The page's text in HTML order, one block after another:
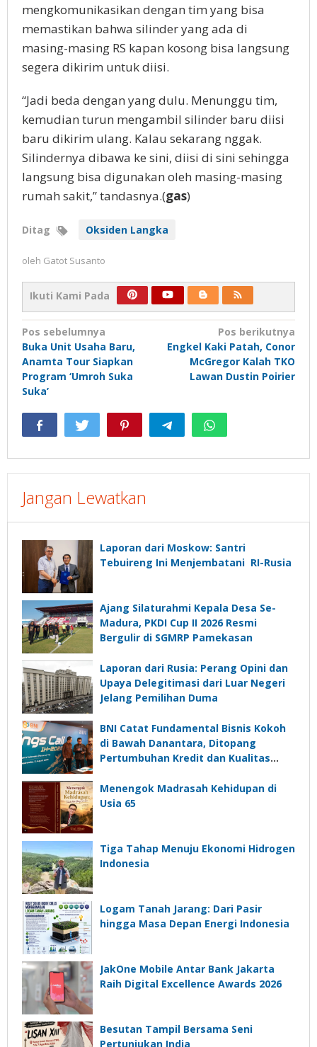
mengkomunikasikan dengan tim yang bisa
memastikan bahwa silinder yang ada di
masing-masing RS kapan kosong bisa langsung
segera dikirim untuk diisi.
“Jadi beda dengan yang dulu. Menunggu tim,
kemudian turun mengambil silinder baru diisi
baru dikirim ulang. Kalau sekarang nggak.
Silindernya dibawa ke sini, diisi di sini sehingga
langsung bisa digunakan oleh masing-masing
rumah sakit,” tandasnya.(gas)
Ditag Oksiden Langka
oleh Gatot Susanto
Ikuti Kami Pada
Navigasi
pos
Pos sebelumnya
Buka Unit Usaha Baru,
Anamta Tour Siapkan
Program ‘Umroh Suka
Suka’
Pos berikutnya
Engkel Kaki Patah, Conor
McGregor Kalah TKO
Lawan Dustin Poirier
Jangan Lewatkan
Laporan dari Moskow: Santri
Tebuireng Ini Menjembatani RI-Rusia
Ajang Silaturahmi Kepala Desa Se-
Madura, PKDI Cup II 2026 Resmi
Bergulir di SGMRP Pamekasan
Laporan dari Rusia: Perang Opini dan
Upaya Delegitimasi dari Luar Negeri
Jelang Pemilihan Duma
BNI Catat Fundamental Bisnis Kokoh
di Bawah Danantara, Ditopang
Pertumbuhan Kredit dan Kualitas
Menengok Madrasah Kehidupan di
Usia 65
Tiga Tahap Menuju Ekonomi Hidrogen
Indonesia
Logam Tanah Jarang: Dari Pasir
hingga Masa Depan Energi Indonesia
JakOne Mobile Antar Bank Jakarta
Raih Digital Excellence Awards 2026
Besutan Tampil Bersama Seni
Pertunjukan India